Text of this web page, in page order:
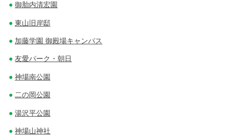
御胎内清宏園
東山旧岸邸
加藤学園 御殿場キャンパス
友愛パーク・朝日
神場南公園
二の岡公園
湯沢平公園
神場山神社